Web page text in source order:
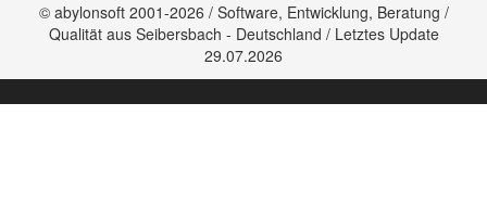
© abylonsoft 2001-2026 / Software, Entwicklung, Beratung /
Qualität aus Seibersbach - Deutschland / Letztes Update
29.07.2026